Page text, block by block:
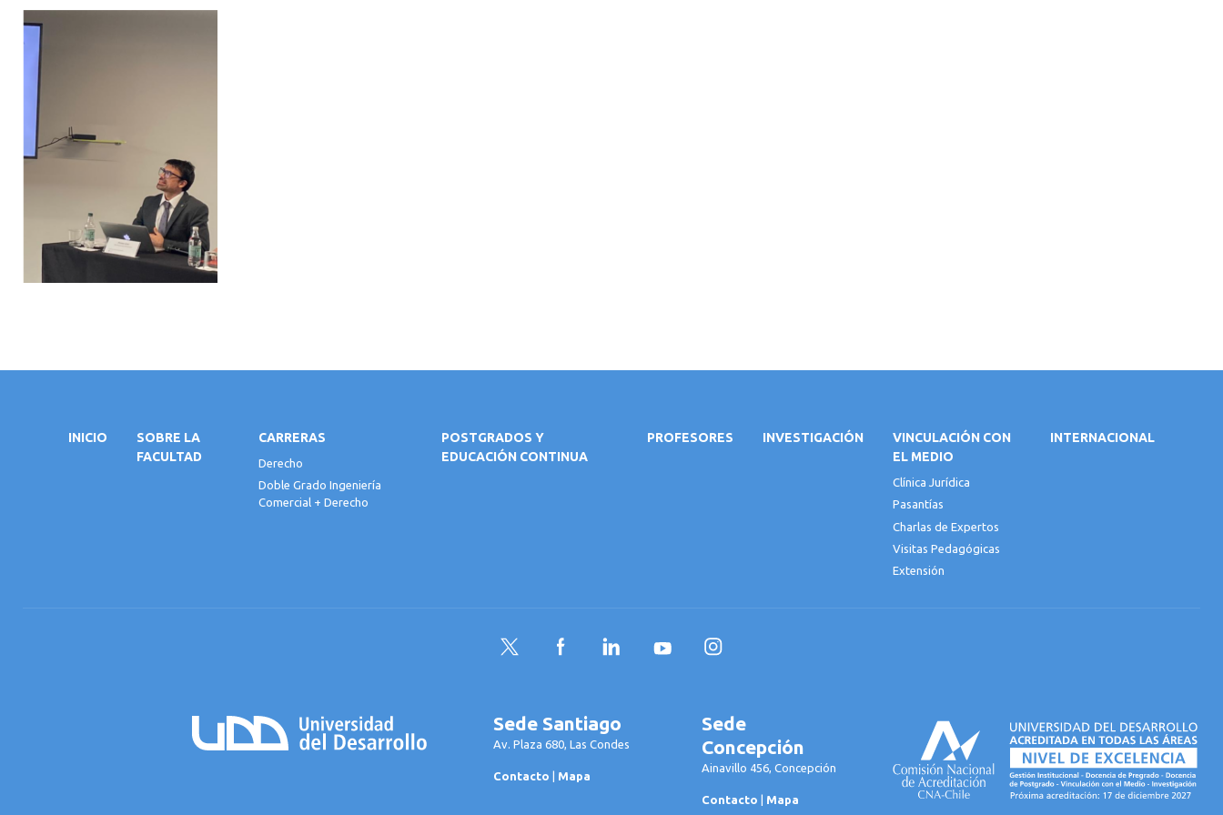
INICIO
SOBRE LA
FACULTAD
CARRERAS
Derecho
Doble Grado Ingeniería
Comercial + Derecho
POSTGRADOS Y
EDUCACIÓN CONTINUA
PROFESORES INVESTIGACIÓN
VINCULACIÓN CON
EL MEDIO
Clínica Jurídica
Pasantías
Charlas de Expertos
Visitas Pedagógicas
Extensión
INTERNACIONAL
Twitter FacebookLinkedInYouTubeInstagram
Sede Santiago
Av. Plaza 680, Las Condes
Contacto | Mapa
Sede
Concepción
Ainavillo 456, Concepción
Contacto | Mapa